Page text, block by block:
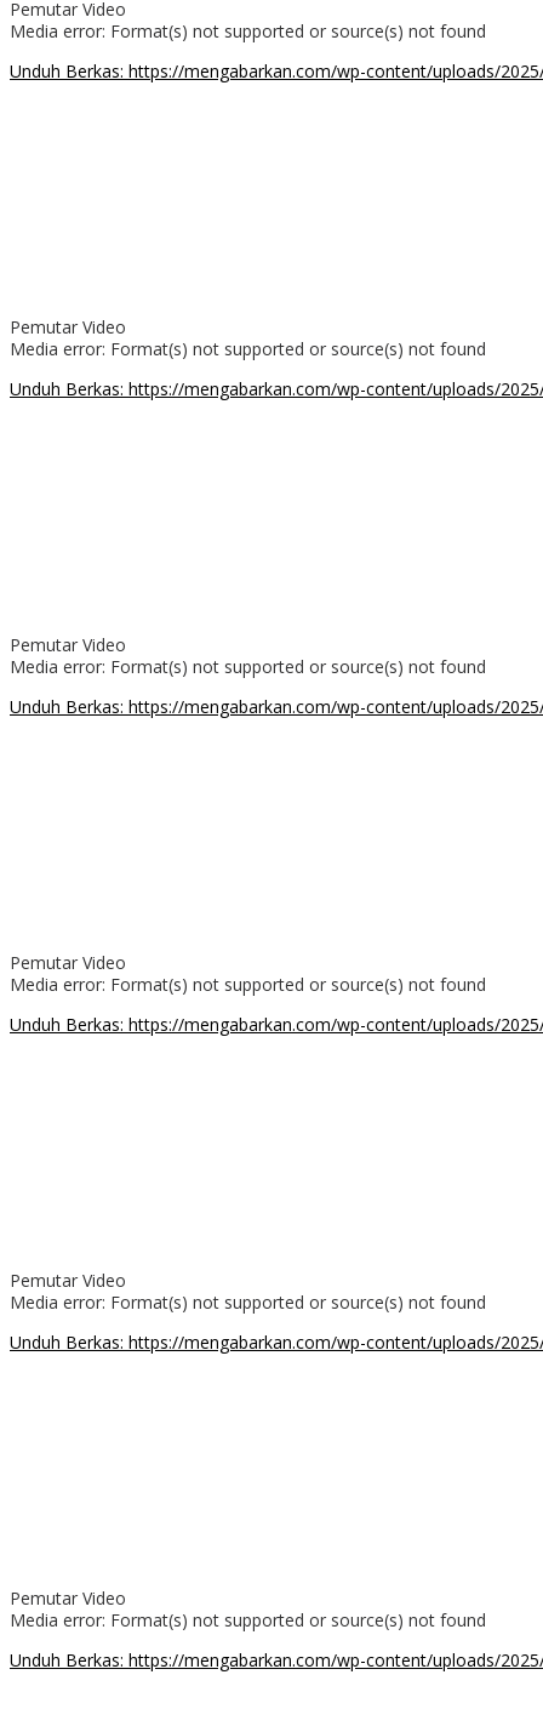
Media error: Format(s) not supported or source(s) not found
Unduh Berkas: https://mengabarkan.com/wp-content/uploads/
Pemutar Video
Media error: Format(s) not supported or source(s) not found
Unduh Berkas: https://mengabarkan.com/wp-content/uploads/
Pemutar Video
Media error: Format(s) not supported or source(s) not found
Unduh Berkas: https://mengabarkan.com/wp-content/uploads/2025/
Pemutar Video
Media error: Format(s) not supported or source(s) not found
Unduh Berkas: https://mengabarkan.com/wp-content/uploads/2025/
Pemutar Video
Media error: Format(s) not supported or source(s) not found
Unduh Berkas: https://mengabarkan.com/wp-content/uploads/
Pemutar Video
Media error: Format(s) not supported or source(s) not found
Unduh Berkas: https://mengabarkan.com/wp-content/uploads/
Pemutar Video